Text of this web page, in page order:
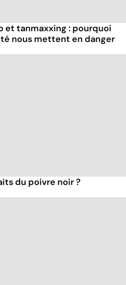
et tanmaxxing : pourquoi
nous mettent en danger
du poivre noir ?